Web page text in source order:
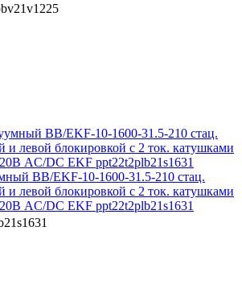
BB/EKF-10-1600-31.5-210 стац.
и левой блокировкой с 2 ток. катушками
AC/DC EKF ppt22t2plb21s1631